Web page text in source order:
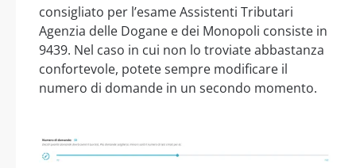
consigliato per l’esame Assistenti Tributari
Agenzia delle Dogane e dei Monopoli consiste in
9439. Nel caso in cui non lo troviate abbastanza
confortevole, potete sempre modificare il
numero di domande in un secondo momento.